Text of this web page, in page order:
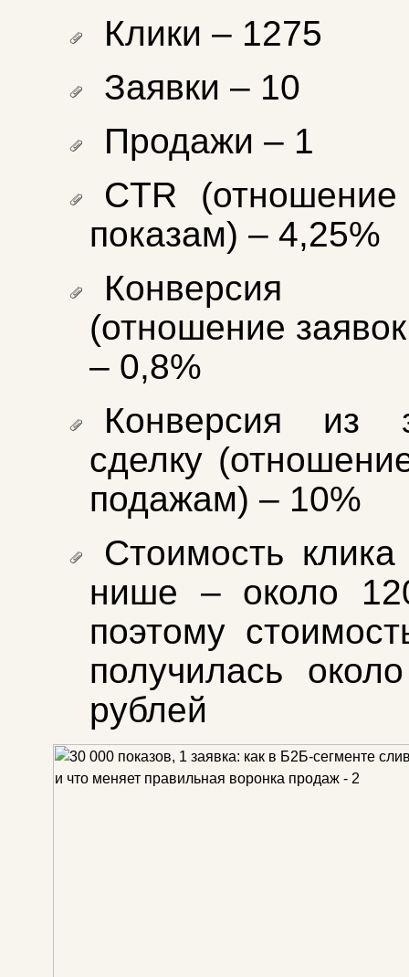
Клики – 1275
Заявки – 10
Продажи – 1
CTR
показам) – 4,25%
Конверсия
(отношение
– 0,8%
Конверсия из
сделку
подажам) – 10%
Стоимость
нише – около
поэтому
получилась
рублей